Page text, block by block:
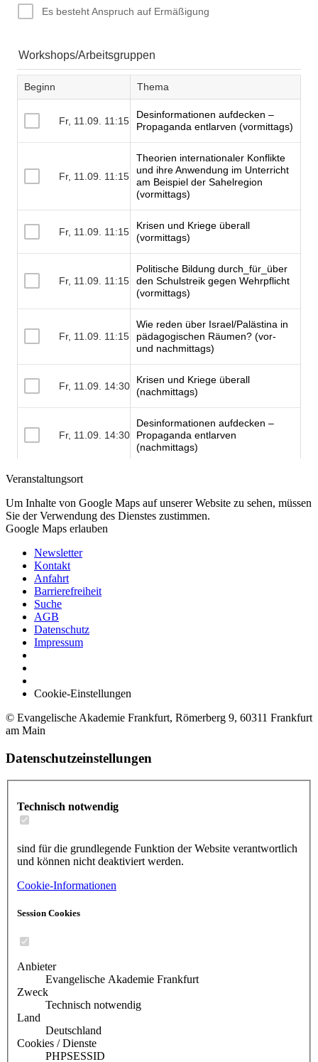
Veranstaltungsort
Um Inhalte von Google Maps auf unserer Website zu sehen, müssen
Sie der Verwendung des Dienstes zustimmen.
Google Maps erlauben
Newsletter
Kontakt
Anfahrt
Barrierefreiheit
Suche
AGB
Datenschutz
Impressum
Cookie-Einstellungen
© Evangelische Akademie Frankfurt, Römerberg 9, 60311 Frankfurt
am Main
Datenschutzeinstellungen
Technisch notwendig
sind für die grundlegende Funktion der Website verantwortlich
und können nicht deaktiviert werden.
Cookie-Informationen
Session Cookies
Anbieter
Evangelische Akademie Frankfurt
Zweck
Technisch notwendig
Land
Deutschland
Cookies / Dienste
PHPSESSID